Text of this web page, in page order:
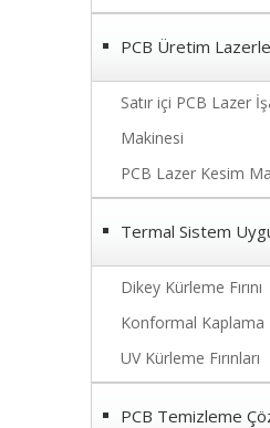
PCB Üretim
Satır içi PCB Lazer
Makinesi
PCB Lazer Kesim
Termal Sistem
Dikey Kürleme Fırını
Konformal Kaplama
UV Kürleme Fırınları
PCB Temizleme